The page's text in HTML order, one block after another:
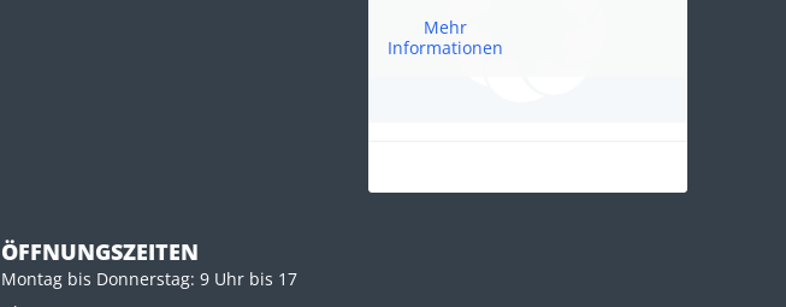
Mehr
Informationen
ÖFFNUNGSZEITEN
Montag bis Donnerstag: 9 Uhr bis 17